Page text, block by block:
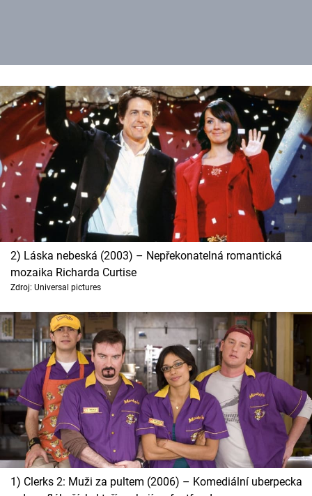
2) Láska nebeská (2003) – Nepřekonatelná romantická
mozaika Richarda Curtise
Zdroj: Universal pictures
1) Clerks 2: Muži za pultem (2006) – Komediální uberpecka